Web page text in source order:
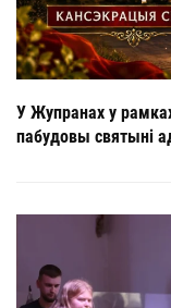
У Жупранах у
пабудовы святыні